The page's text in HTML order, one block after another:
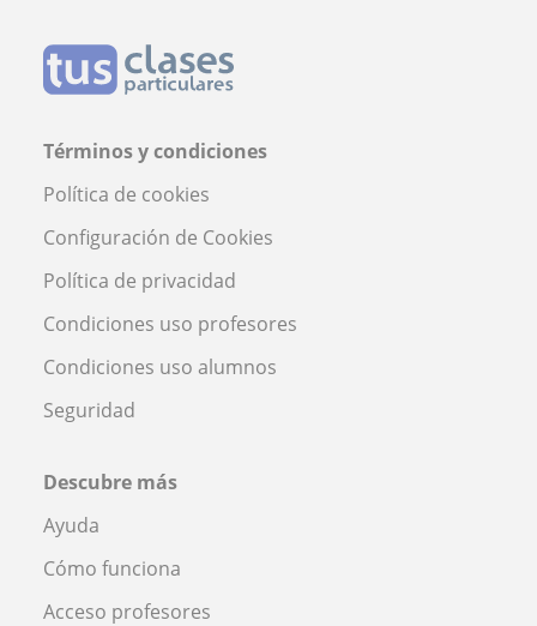
Términos y condiciones
Política de cookies
Configuración de Cookies
Política de privacidad
Condiciones uso profesores
Condiciones uso alumnos
Seguridad
Descubre más
Ayuda
Cómo funciona
Acceso profesores